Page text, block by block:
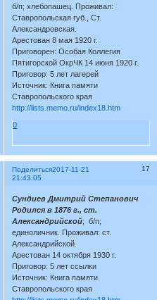
б/п; хлебопашец. Проживал:
Ставропольская губ., Ст.
Александровская.
Арестован 8 мая 1920 г.
Приговорен: Особая Коллегия
Пятигорской ОкрЧК 14 июня 1920 г.
Приговор: 5 лет лагерей
Источник: Книга памяти
Ставропольского края
http://lists.memo.ru/index18.htm
0
Поделиться 17
2017-11-21
21:43:05
Сундиев Дмитрий Степанович
Родился в 1876 г., ст.
Александрийской; б/п;
единоличник. Проживал: ст.
Александрийской.
Арестован 14 октября 1930 г.
Приговор: 5 лет ссылки
Источник: Книга памяти
Ставропольского края